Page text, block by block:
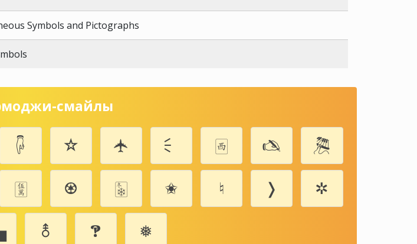
Symbols and Pictographs
смайлы
🖟 ☆ 🛧 🗧 🀂 🖎
🎘
🀋 ♼ 🀩 ✬ ♮ ❭
✲
⚨ 🙹 ❅